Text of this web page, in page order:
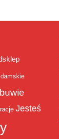
Jesteś